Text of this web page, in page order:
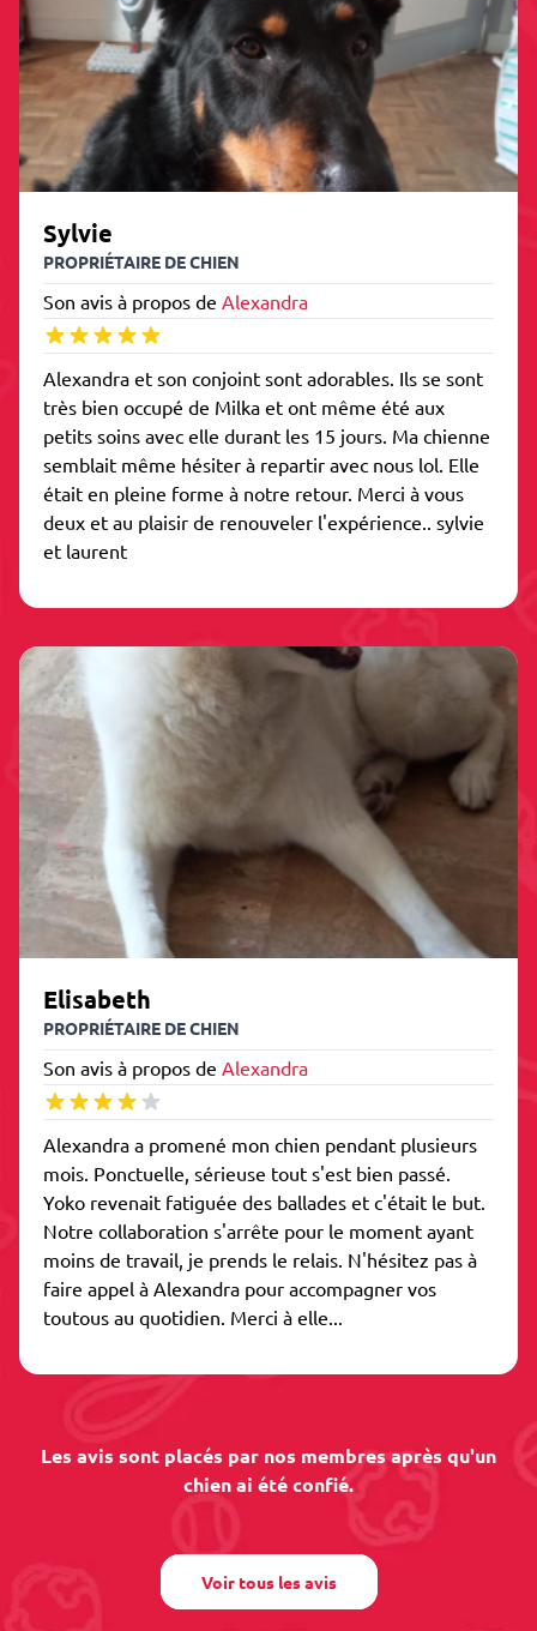
Sylvie
PROPRIÉTAIRE DE CHIEN
Son avis à propos de Alexandra
Alexandra et son conjoint sont adorables. Ils se sont
très bien occupé de Milka et ont même été aux
petits soins avec elle durant les 15 jours. Ma chienne
semblait même hésiter à repartir avec nous lol. Elle
était en pleine forme à notre retour. Merci à vous
deux et au plaisir de renouveler l'expérience.. sylvie
et laurent
Elisabeth
PROPRIÉTAIRE DE CHIEN
Son avis à propos de Alexandra
Alexandra a promené mon chien pendant plusieurs
mois. Ponctuelle, sérieuse tout s'est bien passé.
Yoko revenait fatiguée des ballades et c'était le but.
Notre collaboration s'arrête pour le moment ayant
moins de travail, je prends le relais. N'hésitez pas à
faire appel à Alexandra pour accompagner vos
toutous au quotidien. Merci à elle...
Les avis sont placés par nos membres après qu'un
chien ai été confié.
Voir tous les avis